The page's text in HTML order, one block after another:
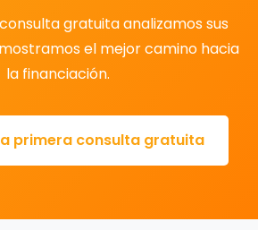
gratuita analizamos sus
el mejor camino hacia
la financiación.
primera consulta gratuita